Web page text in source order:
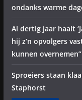
ondanks warme
Al dertig jaar haalt
hij z’n opvolgers
kunnen overnemen”
Sproeiers staan
Staphorst